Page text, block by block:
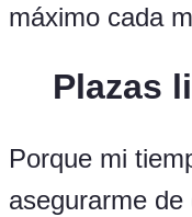
máximo cada
Plazas
Porque mi
asegurarme